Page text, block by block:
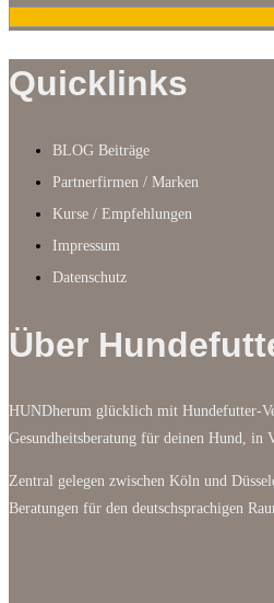
Quicklinks
BLOG Beiträge
Partnerfirmen / Marken
Kurse / Empfehlungen
Impressum
Datenschutz
Über
HUNDherum glücklich mit Hundefutter-
Gesundheitsberatung für deinen Hund,
Zentral gelegen zwischen Köln und
Beratungen für den deutschsprachigen